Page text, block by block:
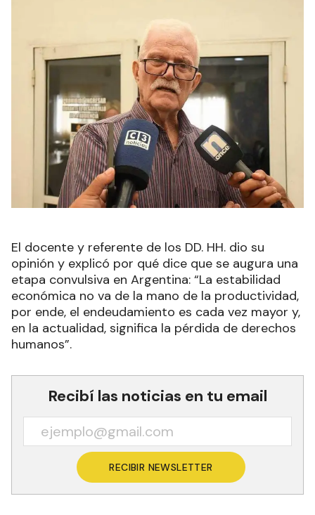
El docente y referente de los DD. HH. dio su
opinión y explicó por qué dice que se augura una
etapa convulsiva en Argentina: “La estabilidad
económica no va de la mano de la productividad,
por ende, el endeudamiento es cada vez mayor y,
en la actualidad, significa la pérdida de derechos
humanos”.
Recibí las noticias en tu email
RECIBIR NEWSLETTER